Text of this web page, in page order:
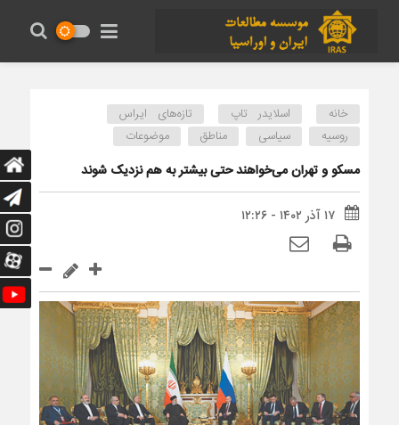
خانه اسلایدر تاپ
تازه‌های ایراس
روسیه
سیاسی مناطق موضوعات
مسکو و تهران می‌خواهند حتی بیشتر به هم نزدیک شوند
۱۷ آذر ۱۴۰۲ - ۱۲:۲۶